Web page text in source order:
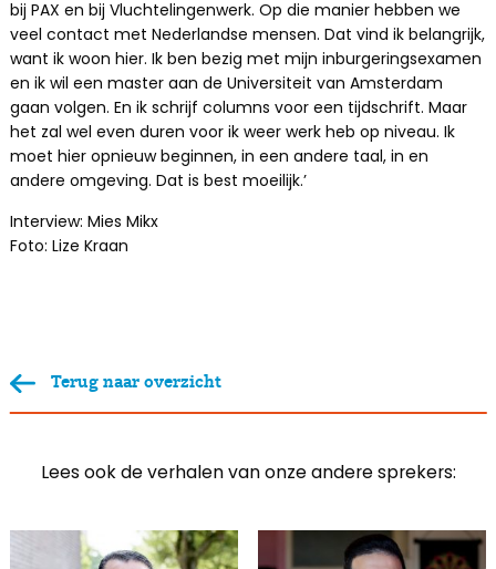
bij PAX en bij Vluchtelingenwerk. Op die manier hebben we
veel contact met Nederlandse mensen. Dat vind ik belangrijk,
want ik woon hier. Ik ben bezig met mijn inburgeringsexamen
en ik wil een master aan de Universiteit van Amsterdam
gaan volgen. En ik schrijf columns voor een tijdschrift. Maar
het zal wel even duren voor ik weer werk heb op niveau. Ik
moet hier opnieuw beginnen, in een andere taal, in en
andere omgeving. Dat is best moeilijk.’
Interview: Mies Mikx
Foto: Lize Kraan
Terug naar overzicht
Lees ook de verhalen van onze andere sprekers: